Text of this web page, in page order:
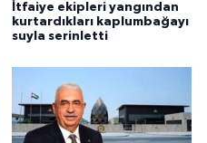
İtfaiye ekipleri yangından
kurtardıkları kaplumbağayı
suyla serinletti